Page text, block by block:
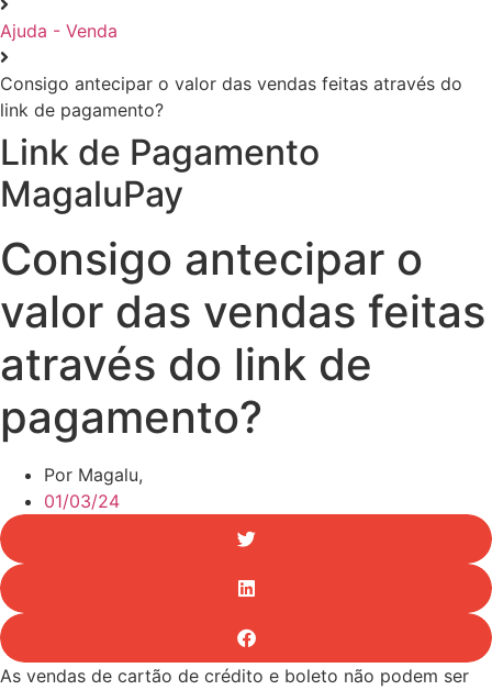
Ajuda - Venda
Consigo antecipar o valor das vendas feitas através do
link de pagamento?
Link de Pagamento
MagaluPay
Consigo antecipar o
valor das vendas feitas
através do link de
pagamento?
Por Magalu,
01/03/24
As vendas de cartão de crédito e boleto não podem ser